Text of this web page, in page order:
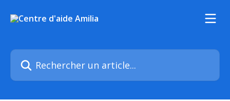
Rechercher un article...